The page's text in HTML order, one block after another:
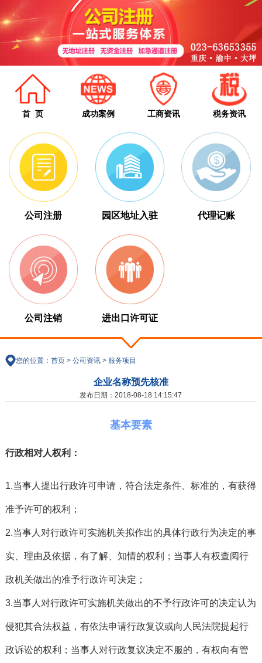
首 页 成功案例 工商资讯 税务资讯
公司注册 园区地址入驻 代理记账
公司注销 进出口许可证
您的位置： 首页> 公司资讯> 服务项目
企业名称预先核准
发布日期：2018-08-18 14:15:47
基本要素
行政相对人权利：
1.当事人提出行政许可申请，符合法定条件、标准的，有获得
准予许可的权利；
2.当事人对行政许可实施机关拟作出的具体行政行为决定的事
实、理由及依据，有了解、知情的权利；当事人有权查阅行
政机关做出的准予行政许可决定；
3.当事人对行政许可实施机关做出的不予行政许可的决定认为
侵犯其合法权益，有依法申请行政复议或向人民法院提起行
政诉讼的权利；当事人对行政复议决定不服的，有权向有管